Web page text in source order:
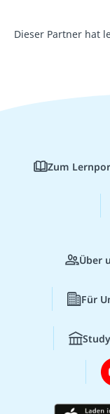
Dieser Partner hat
Zum
Über
Für